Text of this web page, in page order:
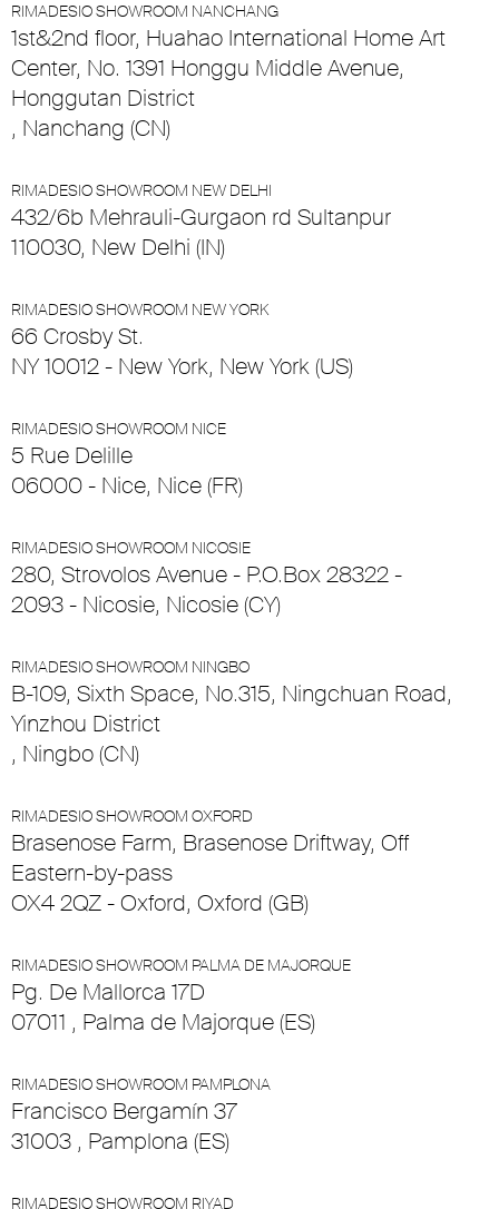
RIMADESIO SHOWROOM NANCHANG
1st&2nd floor, Huahao International Home Art
Center, No. 1391 Honggu Middle Avenue,
Honggutan District
, Nanchang (CN)
RIMADESIO SHOWROOM NEW DELHI
432/6b Mehrauli-Gurgaon rd Sultanpur
110030, New Delhi (IN)
RIMADESIO SHOWROOM NEW YORK
66 Crosby St.
NY 10012 - New York, New York (US)
RIMADESIO SHOWROOM NICE
5 Rue Delille
06000 - Nice, Nice (FR)
RIMADESIO SHOWROOM NICOSIE
280, Strovolos Avenue - P.O.Box 28322 -
2093 - Nicosie, Nicosie (CY)
RIMADESIO SHOWROOM NINGBO
B-109, Sixth Space, No.315, Ningchuan Road,
Yinzhou District
, Ningbo (CN)
RIMADESIO SHOWROOM OXFORD
Brasenose Farm, Brasenose Driftway, Off
Eastern-by-pass
OX4 2QZ - Oxford, Oxford (GB)
RIMADESIO SHOWROOM PALMA DE MAJORQUE
Pg. De Mallorca 17D
07011 , Palma de Majorque (ES)
RIMADESIO SHOWROOM PAMPLONA
Francisco Bergamín 37
31003 , Pamplona (ES)
RIMADESIO SHOWROOM RIYAD